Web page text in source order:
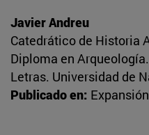
Javier Andreu
Catedrático de Historia
Diploma en
Letras. Universidad de
Publicado en: Expansión